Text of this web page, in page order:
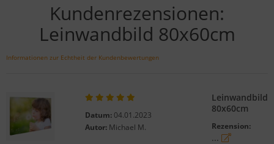
Kundenrezensionen:
Leinwandbild 80x60cm
Informationen zur Echtheit der Kundenbewertungen
Datum:04.01.2023
Autor:Michael M.
Leinwandbild
80x60cm
Rezension:
...